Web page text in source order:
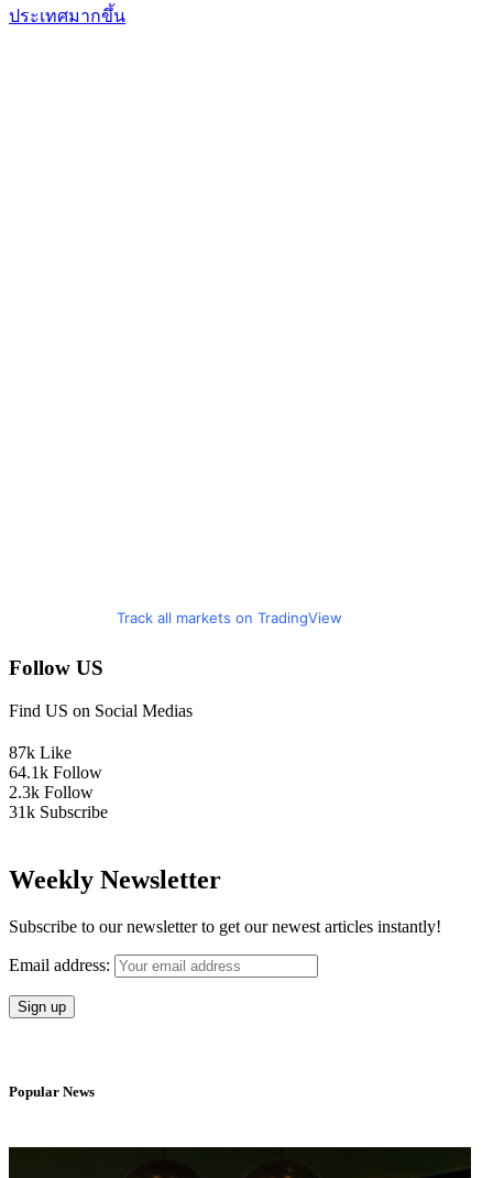
ประเทศมากขึ้น
Track all markets on TradingView
Follow US
Find US on Social Medias
87k Like
64.1k Follow
2.3k Follow
31k Subscribe
Weekly Newsletter
Subscribe to our newsletter to get our newest articles instantly!
Email address:
Popular News